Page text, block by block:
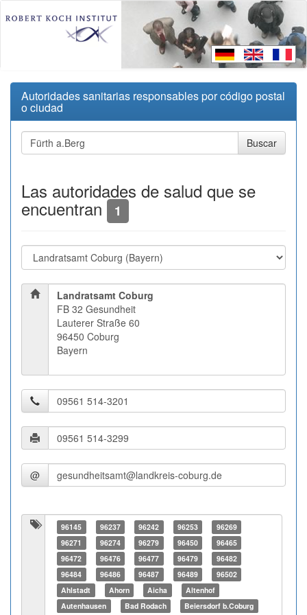
Autoridades sanitarias responsables por código postal
o ciudad
Las autoridades de salud que se
encuentran 1
Landratsamt Coburg
FB 32 Gesundheit
Lauterer Straße 60
96450 Coburg
Bayern
@
96145 96237 96242 96253
96269
96271
96274 96279 96450
96465
96472
96476 96477 96479
96482
96484
96486 96487 96489
96502
Ahlstadt
Ahorn Aicha
Altenhof
Autenhausen
Bad Rodach Beiersdorf b.Coburg